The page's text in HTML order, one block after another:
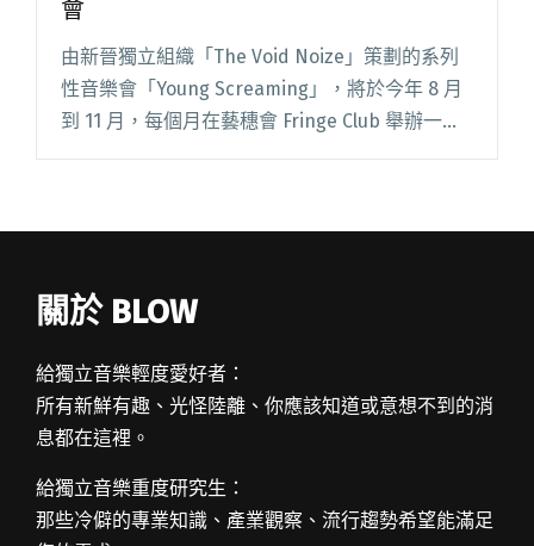
會
由新晉獨立組織「The Void Noize」策劃的系列
性音樂會「Young Screaming」，將於今年 8 月
到 11 月，每個月在藝穗會 Fringe Club 舉辦一場
關於 BLOW
給獨立音樂輕度愛好者：
所有新鮮有趣、光怪陸離、你應該知道或意想不到的消
息都在這裡。
給獨立音樂重度研究生：
那些冷僻的專業知識、產業觀察、流行趨勢希望能滿足